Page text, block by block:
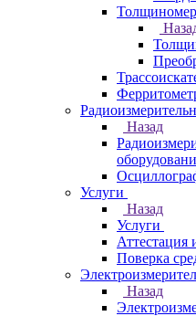
Назад
Услуги
Назад
Услуги
Аттестация
Поверка
Назад